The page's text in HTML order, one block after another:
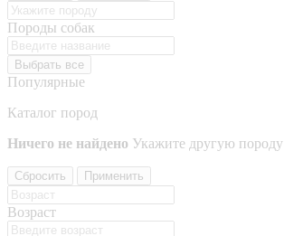
Породы собак
Выбрать все
Популярные
Каталог пород
Ничего не найдено Укажите другую породу
Сбросить Применить
Возраст